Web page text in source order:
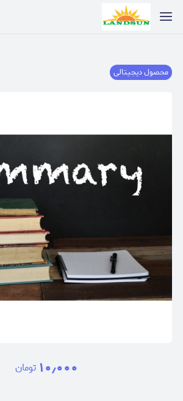
محصول دیجیتالی
۱۰٫۰۰۰ تومان